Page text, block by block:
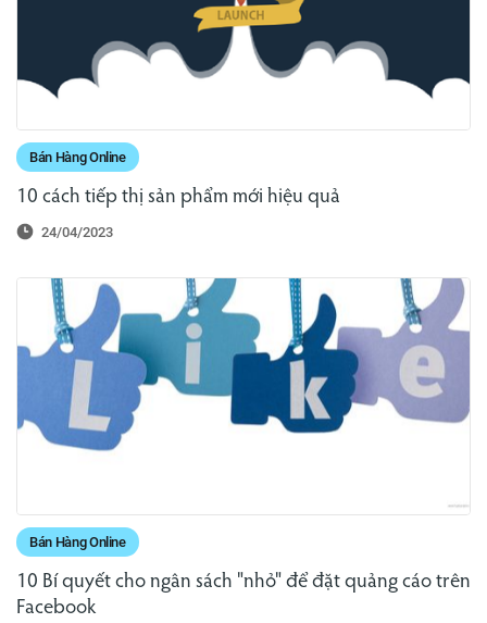
Bán Hàng Online
10 cách tiếp thị sản phẩm mới hiệu quả
24/04/2023
Bán Hàng Online
10 Bí quyết cho ngân sách "nhỏ" để đặt quảng cáo trên
Facebook